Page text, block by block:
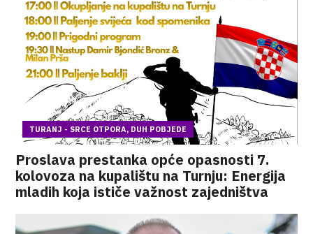
TURANJ - SRCE OTPORA, DUH POBJEDE
Proslava prestanka opće opasnosti 7.
kolovoza na kupalištu na Turnju: Energija
mladih koja ističe važnost zajedništva